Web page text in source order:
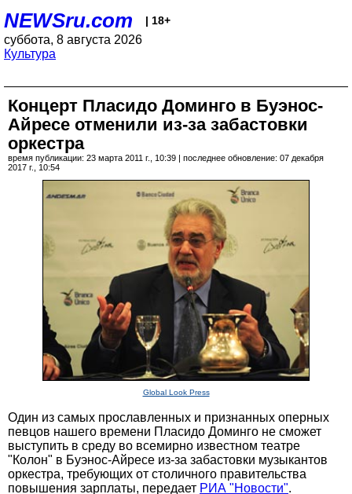
NEWSru.com | 18+
суббота, 8 августа 2026
Культура
Концерт Пласидо Доминго в Буэнос-
Айресе отменили из-за забастовки
оркестра
время публикации: 23 марта 2011 г., 10:39 | последнее обновление: 07 декабря
2017 г., 10:54
Global Look Press
Один из самых прославленных и признанных оперных
певцов нашего времени Пласидо Доминго не сможет
выступить в среду во всемирно известном театре
"Колон" в Буэнос-Айресе из-за забастовки музыкантов
оркестра, требующих от столичного правительства
повышения зарплаты, передает РИА "Новости".